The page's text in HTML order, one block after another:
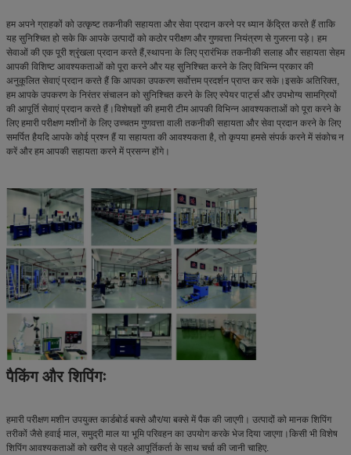
हम अपने ग्राहकों को उत्कृष्ट तकनीकी सहायता और सेवा प्रदान करने पर ध्यान केंद्रित करते हैं ताकि
यह सुनिश्चित हो सके कि आपके उत्पादों को कठोर परीक्षण और गुणवत्ता नियंत्रण से गुजरना पड़े। हम
सेवाओं की एक पूरी श्रृंखला प्रदान करते हैं,स्थापना के लिए प्रारंभिक तकनीकी सलाह और सहायता सेहम
आपकी विशिष्ट आवश्यकताओं को पूरा करने और यह सुनिश्चित करने के लिए विभिन्न प्रकार की
अनुकूलित सेवाएं प्रदान करते हैं कि आपका उपकरण सर्वोत्तम प्रदर्शन प्राप्त कर सके।इसके अतिरिक्त,
हम आपके उपकरण के निरंतर संचालन को सुनिश्चित करने के लिए स्पेयर पार्ट्स और उपभोग्य सामग्रियों
की आपूर्ति सेवाएं प्रदान करते हैं।विशेषज्ञों की हमारी टीम आपकी विभिन्न आवश्यकताओं को पूरा करने के
लिए हमारी परीक्षण मशीनों के लिए उच्चतम गुणवत्ता वाली तकनीकी सहायता और सेवा प्रदान करने के लिए
समर्पित हैयदि आपके कोई प्रश्न हैं या सहायता की आवश्यकता है, तो कृपया हमसे संपर्क करने में संकोच न
करें और हम आपकी सहायता करने में प्रसन्न होंगे।
पैकिंग और शिपिंगः
हमारी परीक्षण मशीन उपयुक्त कार्डबोर्ड बक्से और/या बक्से में पैक की जाएगी। उत्पादों को मानक शिपिंग
तरीकों जैसे हवाई माल, समुद्री माल या भूमि परिवहन का उपयोग करके भेज दिया जाएगा।किसी भी विशेष
शिपिंग आवश्यकताओं को खरीद से पहले आपूर्तिकर्ता के साथ चर्चा की जानी चाहिए.